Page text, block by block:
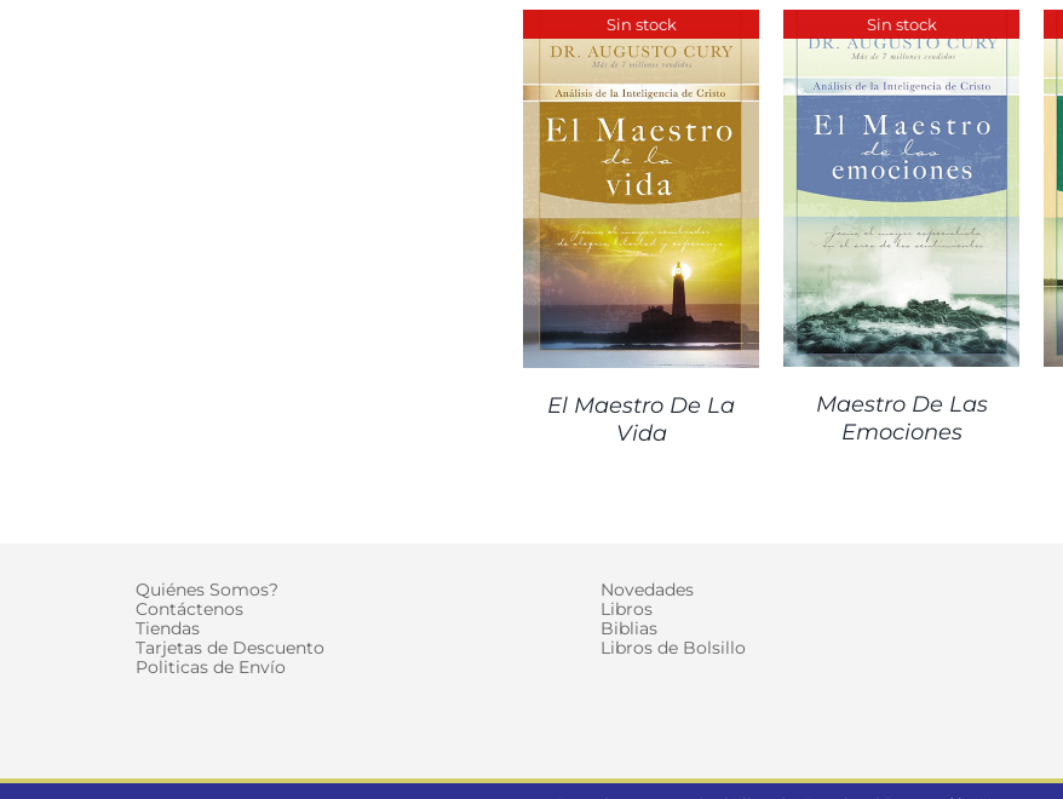
Sin stock
El Maestro De La
Vida
Sin stock
DETALLES
Maestro De Las
Emociones
DETALLES
Quiénes Somos?
Contáctenos
Tiendas
Tarjetas de Descuento
Politicas de Envío
Novedades
Libros
Biblias
Libros de Bolsillo